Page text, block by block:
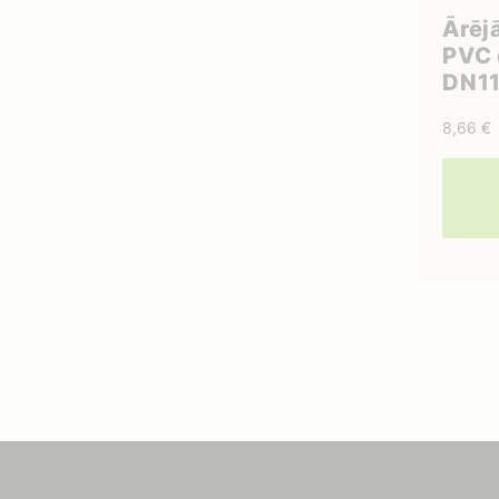
8,66 €